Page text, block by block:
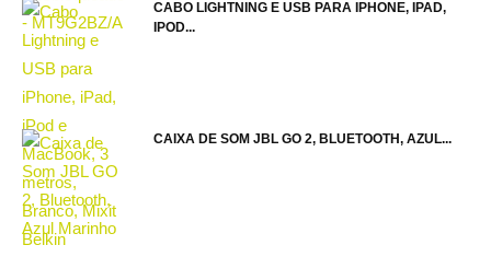
CABO LIGHTNING E USB PARA IPHONE, IPAD,
IPOD...
CAIXA DE SOM JBL GO 2, BLUETOOTH, AZUL...